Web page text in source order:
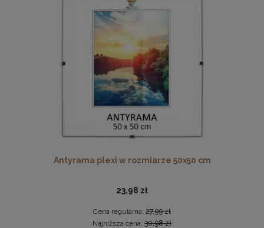
Drewniana ramka, rama na zdjęcia, obrazy w rozmiarze
44,99 zł
Cena regularna:
Najniższa cena:
DO KOSZYKA
Antyrama plexi w rozmiarze 50x50 cm
23,98 zł
Cena regularna: 27,99 zł
Najniższa cena: 30,98 zł